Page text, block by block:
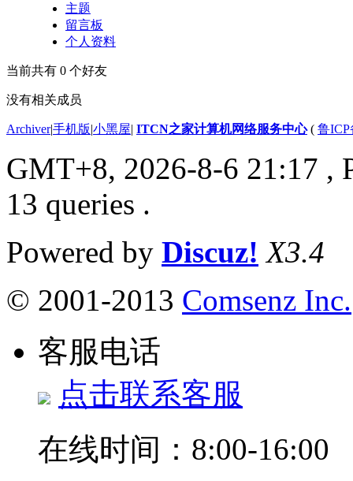
主题
留言板
个人资料
当前共有 0 个好友
没有相关成员
Archiver|手机版|小黑屋| ITCN之家计算机网络服务中心( 鲁ICP
GMT+8, 2026-8-6 21:17 ,
13 queries .
Powered by Discuz! X3.4
© 2001-2013 Comsenz Inc.
客服电话
点击联系客服
在线时间：8:00-16:00